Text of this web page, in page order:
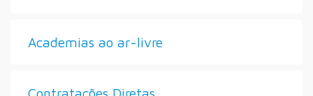
Academias ao ar-livre
Contratações Diretas